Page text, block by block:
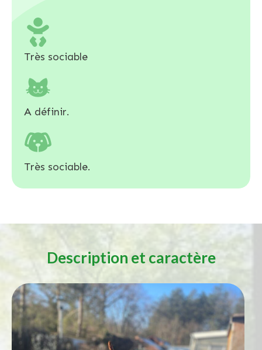
Très sociable
A définir.
Très sociable.
Description et caractère